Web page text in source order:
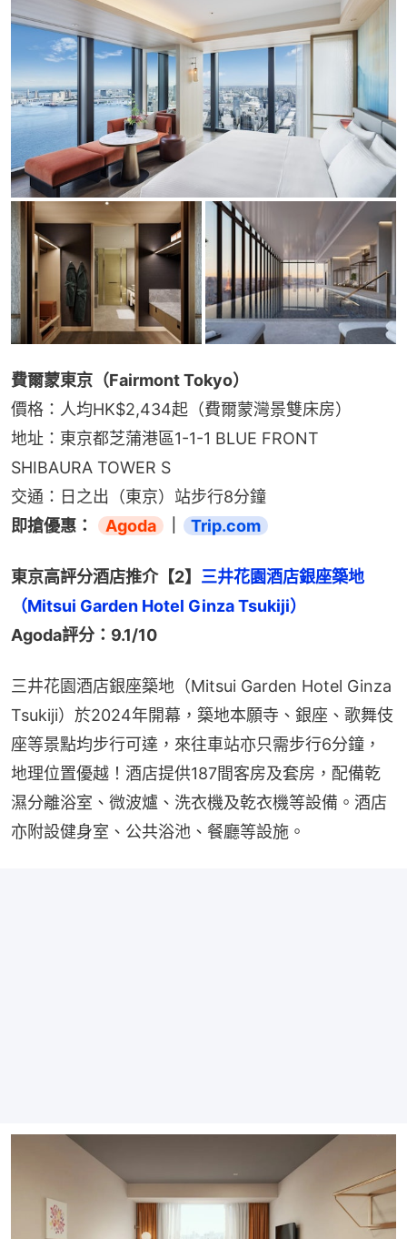
費爾蒙東京（Fairmont Tokyo）
價格：人均HK$2,434起（費爾蒙灣景雙床房）
地址：東京都芝蒲港區1-1-1 BLUE FRONT
SHIBAURA TOWER S
交通：日之出（東京）站步行8分鐘
即搶優惠：
Agoda Trip.com
東京高評分酒店推介【2】 三井花園酒店銀座築地
Agoda評分：9.1/10
三井花園酒店銀座築地（Mitsui Garden Hotel Ginza
Tsukiji）於2024年開幕，築地本願寺、銀座、歌舞伎
座等景點均步行可達，來往車站亦只需步行6分鐘，
地理位置優越！酒店提供187間客房及套房，配備乾
濕分離浴室、微波爐、洗衣機及乾衣機等設備。酒店
亦附設健身室、公共浴池、餐廳等設施。